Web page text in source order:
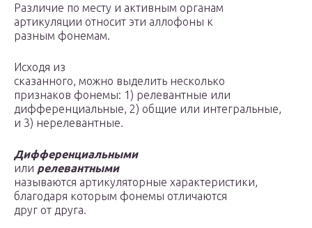
Различие по месту и активным органам
артикуляции относит эти аллофоны к
разным фонемам.
Исходя из
сказанного, можно выделить несколько
признаков фонемы: 1) релевантные или
дифференциальные, 2) общие или интегральные,
и 3) нерелевантные.
Дифференциальными
или релевантными
называются артикуляторные характеристики,
благодаря которым фонемы отличаются
друг от друга.